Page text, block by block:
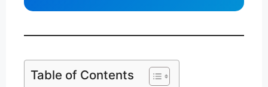
Table of Contents